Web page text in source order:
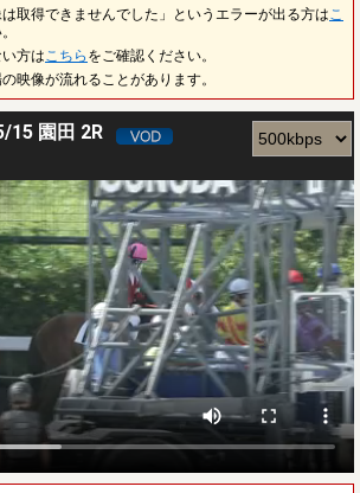
は取得できませんでした」というエラーが出る方は こ
方は こちら をご確認ください。
映像が流れることがあります。
15 園田 2R